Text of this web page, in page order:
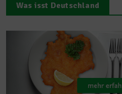
Was isst Deutschland